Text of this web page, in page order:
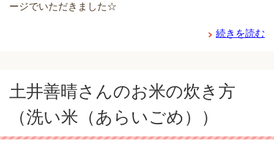
ージでいただきました☆
続きを読む
土井善晴さんのお米の炊き方
（洗い米（あらいごめ））